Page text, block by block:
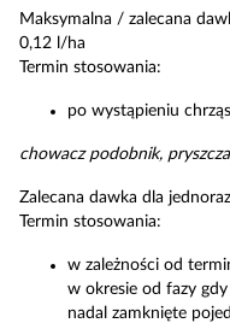
Maksymalna / zalecana
0,12 l/ha
Termin stosowania:
po wystąpieniu
chowacz podobnik,
Zalecana dawka dla
Termin stosowania:
w zależności od
w okresie od fazy
nadal zamknięte